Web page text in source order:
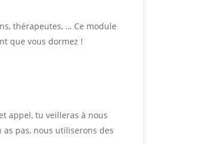
thérapeutes, … Ce module
que vous dormez !
appel, tu veilleras à nous
pas, nous utiliserons des